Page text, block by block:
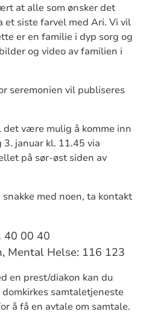
at alle som ønsker det
et siste farvel med Ari. Vi vil
er en familie i dyp sorg og
og video av familien i
seremonien vil publiseres
være mulig å komme inn
januar kl. 11.45 via
på sør-øst siden av
med noen, ta kontakt
40 00 40
Mental Helse: 116 123
en prest/diakon kan du
samtaletjeneste
å få en avtale om samtale.